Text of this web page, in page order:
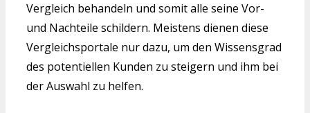
Vergleich behandeln und somit alle seine Vor-
und Nachteile schildern. Meistens dienen diese
Vergleichsportale nur dazu, um den Wissensgrad
des potentiellen Kunden zu steigern und ihm bei
der Auswahl zu helfen.